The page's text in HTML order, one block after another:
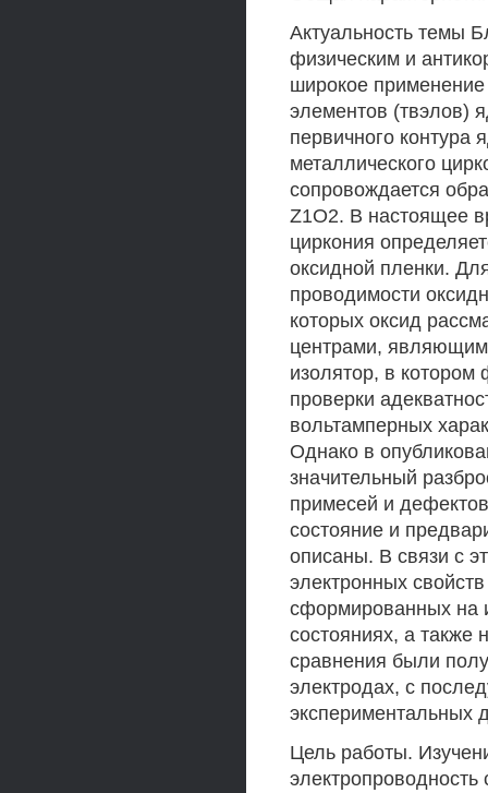
Актуальность темы
физическим и
широкое
элементов (твэлов)
первичного контура
металлического
сопровождается
Z1O2. В настоящее
циркония
оксидной пленки.
проводимости
которых оксид
центрами,
изолятор, в котором
проверки
вольтамперных
Однако в
значительный
примесей и
состояние и
описаны. В связи с
электронных
сформированных на
состояниях, а также
сравнения были
электродах, с
экспериментальных
Цель работы.